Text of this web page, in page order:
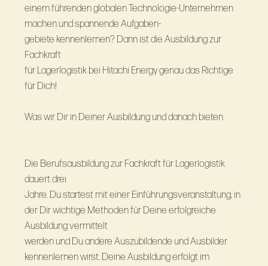
einem führenden globalen Technologie-Unternehmen
machen und spannende Aufgaben-
gebiete kennenlernen? Dann ist die Ausbildung zur
Fachkraft
für Lagerlogistik bei Hitachi Energy genau das Richtige
für Dich!
Was wir Dir in Deiner Ausbildung und danach bieten
Die Berufsausbildung zur Fachkraft für Lagerlogistik
dauert drei
Jahre. Du startest mit einer Einführungsveranstaltung, in
der Dir wichtige Methoden für Deine erfolgreiche
Ausbildung vermittelt
werden und Du andere Auszubildende und Ausbilder
kennenlernen wirst. Deine Ausbildung erfolgt im